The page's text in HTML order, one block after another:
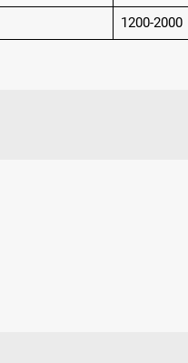
1200-2000